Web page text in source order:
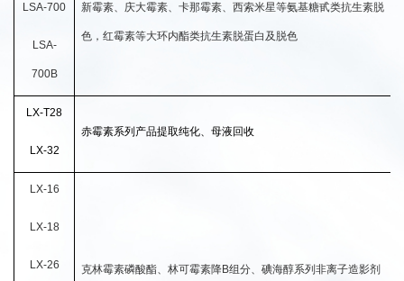
LSA-700
LSA-
700B
新霉素、庆大霉素、卡那霉素、西索米星等氨基糖甙类抗生素脱
色，红霉素等大环内酯类抗生素脱蛋白及脱色
LX-T28
LX-32
赤霉素系列产品提取纯化、母液回收
LX-16
LX-18
LX-26 克林霉素磷酸酯、林可霉素降B组分、碘海醇系列非离子造影剂